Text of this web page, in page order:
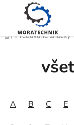
Domov
/ Predávané značky
A B C E